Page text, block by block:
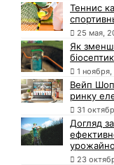
Теннис
25 мая,
Як
1
Вейп Шоп
ринку
31
Догляд
23